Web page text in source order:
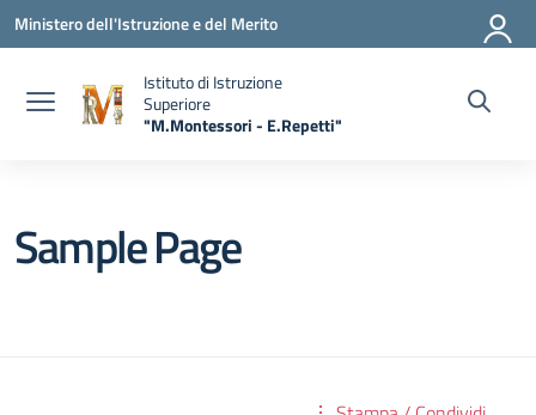
Vai ai contenuti
Vai al menu di navigazione
Vai al footer
Ministero dell'Istruzione e del Merito
Istituto di Istruzione
Superiore
"M.Montessori - E.Repetti"
Sample Page